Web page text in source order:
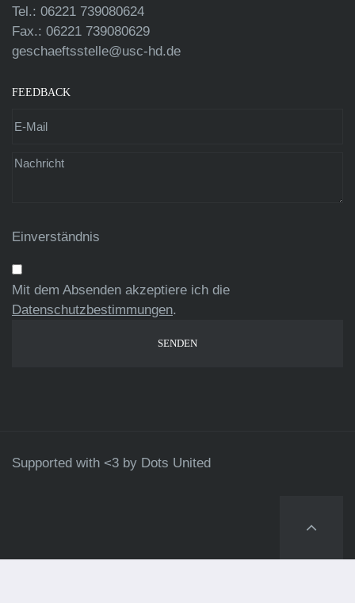
Tel.: 06221 739080624
Fax.: 06221 739080629
geschaeftsstelle@usc-hd.de
FEEDBACK
Einverständnis
Mit dem Absenden akzeptiere ich die
Datenschutzbestimmungen.
Supported with <3 by Dots United